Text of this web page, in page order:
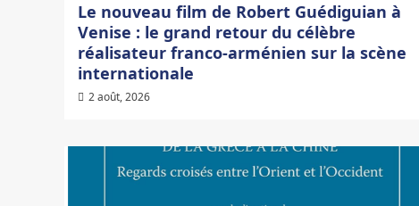
Le nouveau film de Robert Guédiguian à
Venise : le grand retour du célèbre
réalisateur franco-arménien sur la scène
internationale
2 août, 2026